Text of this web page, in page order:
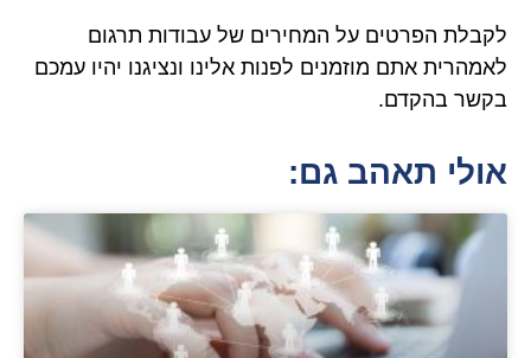
לקבלת הפרטים על המחירים של עבודות תרגום
לאמהרית אתם מוזמנים לפנות אלינו ונציגנו יהיו עמכם
בקשר בהקדם.
אולי תאהב גם: